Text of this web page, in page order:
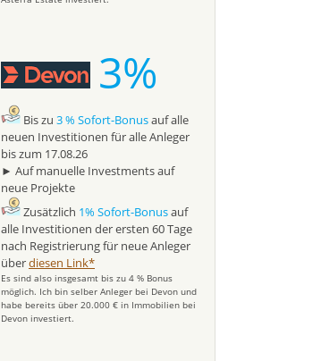
3%
Bis zu 3 % Sofort-Bonusauf alle
neuen Investitionen für alle Anleger
bis zum 17.08.26
► Auf manuelle Investments auf
neue Projekte
Zusätzlich 1% Sofort-Bonusauf
alle Investitionen der ersten 60 Tage
nach Registrierung für neue Anleger
überdiesen Link*
Es sind also insgesamt bis zu 4 % Bonus
möglich. Ich bin selber Anleger bei Devon und
habe bereits über 20.000 € in Immobilien bei
Devon investiert.